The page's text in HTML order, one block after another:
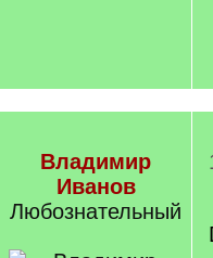
Владимир
Иванов
Любознательный